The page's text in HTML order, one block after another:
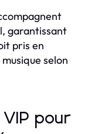
garantissant
pris en
selon
pour